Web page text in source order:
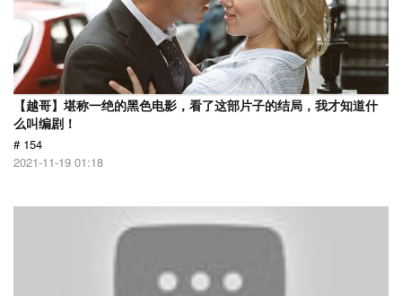
【越哥】堪称一绝的黑色电影，看了这部片子的结局，我才知道什
么叫编剧！
# 154
2021-11-19 01:18